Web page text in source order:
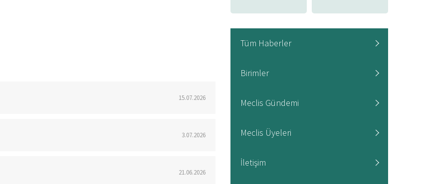
15.07.2026
3.07.2026
21.06.2026
Tüm Haberler
Birimler
Meclis Gündemi
Meclis Üyeleri
İletişim